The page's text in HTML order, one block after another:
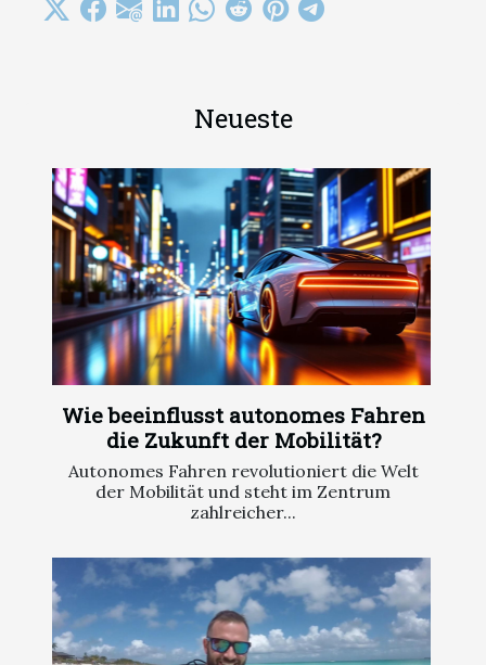
Neueste
Wie beeinflusst autonomes Fahren
die Zukunft der Mobilität?
Autonomes Fahren revolutioniert die Welt
der Mobilität und steht im Zentrum
zahlreicher...